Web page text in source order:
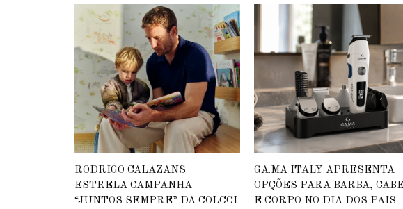
RODRIGO CALAZANS
ESTRELA CAMPANHA
“JUNTOS SEMPRE” DA COLCCI
GA.MA ITALY APRESENTA
OPÇÕES PARA BARBA,
E CORPO NO DIA DOS PAIS